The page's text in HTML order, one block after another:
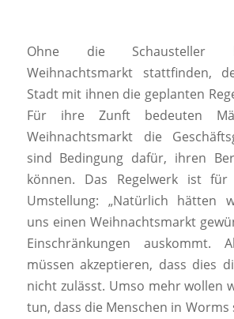
Ohne die Schausteller
Weihnachtsmarkt stattfinden,
Stadt mit ihnen die geplanten
Für ihre Zunft bedeuten
Weihnachtsmarkt die
sind Bedingung dafür, ihren
können. Das Regelwerk ist
Umstellung: „Natürlich hätten
uns einen Weihnachtsmarkt
Einschränkungen auskommt.
müssen akzeptieren, dass dies
nicht zulässt. Umso mehr wollen
tun, dass die Menschen in Worms